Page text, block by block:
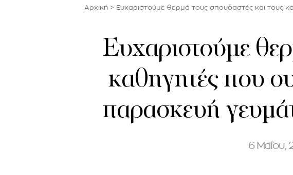
Αρχική> Ευχαριστούμε θερμά τους σπουδαστές και τους
Ευχαριστούμε
καθηγητές που
παρασκευή
6 Μαΐου,